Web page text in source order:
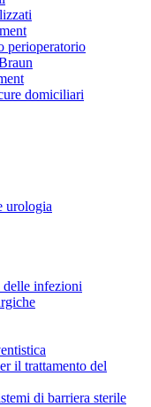
il catalogo B.
entrare subito in
perioperatorio
domiciliari
urologia
delle infezioni
il trattamento del
di barriera sterile